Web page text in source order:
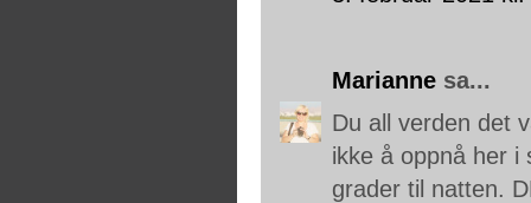
Marianne sa...
Du all verden det
ikke å oppnå her
grader til natten.